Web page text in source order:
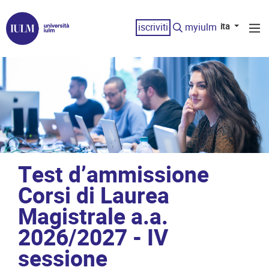
iscriviti myiulm ita
Test d’ammissione
Corsi di Laurea
Magistrale a.a.
2026/2027 - IV
sessione